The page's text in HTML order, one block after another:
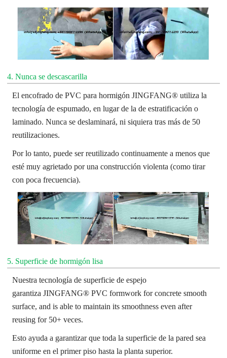
4. Nunca se descascarilla
El encofrado de PVC para hormigón JINGFANG® utiliza la
tecnología de espumado, en lugar de la de estratificación o
laminado. Nunca se deslaminará, ni siquiera tras más de 50
reutilizaciones.
Por lo tanto, puede ser reutilizado continuamente a menos que
esté muy agrietado por una construcción violenta (como tirar
con poca frecuencia).
5. Superficie de hormigón lisa
Nuestra tecnología de superficie de espejo
garantiza JINGFANG® PVC formwork for concrete smooth
surface, and is able to maintain its smoothness even after
reusing for 50+veces.
Esto ayuda a garantizar que toda la superficie de la pared sea
uniforme en el primer piso hasta la planta superior.